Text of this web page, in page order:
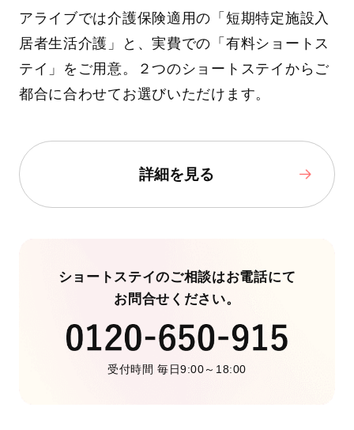
アライブでは介護保険適用の「短期特定施設入
居者生活介護」と、実費での「有料ショートス
テイ」をご用意。２つのショートステイからご
都合に合わせてお選びいただけます。
詳細を見る
ショートステイのご相談はお電話にて
お問合せください。
受付時間 毎日9:00～18:00